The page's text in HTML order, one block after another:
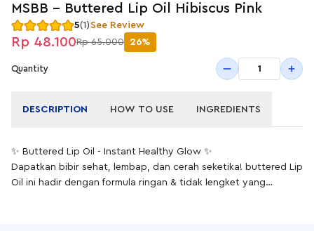
MSBB - Buttered Lip Oil Hibiscus Pink
5(1)See Review
Rp 48.100Rp 65.000 26%
Quantity 1
DESCRIPTION HOW TO USE INGREDIENTS
✨ Buttered Lip Oil - Instant Healthy Glow ✨
Dapatkan bibir sehat, lembap, dan cerah seketika! buttered Lip
Oil ini hadir dengan formula ringan & tidak lengket yang